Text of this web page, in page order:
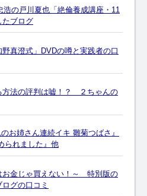
の戸川夏也「絶倫養成講座・11
たブログ
真澄式」DVDの噂と実践者の口
方法の評判は嘘！？ ２ちゃんの
お姉さん連続イキ 雛菊つばさ』
られました』他
金じゃ買えない！～ 特別版の
グの口コミ